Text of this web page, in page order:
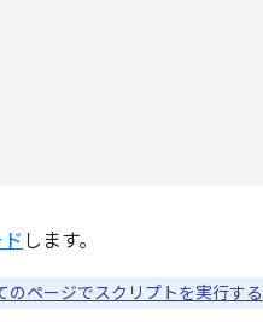
します。
のページでスクリプトを実行する